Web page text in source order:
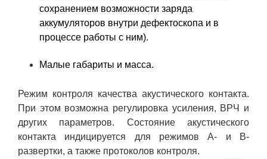
сохранением возможности заряда
аккумуляторов внутри дефектоскопа и в
процессе работы с ним).
Малые габариты и масса.
Режим контроля качества акустического контакта.
При этом возможна регулировка усиления, ВРЧ и
других параметров. Состояние акустического
контакта индицируется для режимов А- и В-
развертки, а также протоколов контроля.